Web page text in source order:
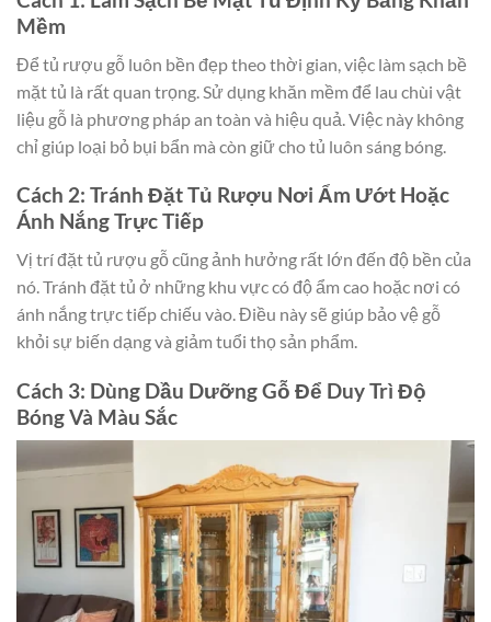
Mềm
Để tủ rượu gỗ luôn bền đẹp theo thời gian, việc làm sạch bề
mặt tủ là rất quan trọng. Sử dụng khăn mềm để lau chùi vật
liệu gỗ là phương pháp an toàn và hiệu quả. Việc này không
chỉ giúp loại bỏ bụi bẩn mà còn giữ cho tủ luôn sáng bóng.
Cách 2: Tránh Đặt Tủ Rượu Nơi Ẩm Ướt Hoặc
Ánh Nắng Trực Tiếp
Vị trí đặt tủ rượu gỗ cũng ảnh hưởng rất lớn đến độ bền của
nó. Tránh đặt tủ ở những khu vực có độ ẩm cao hoặc nơi có
ánh nắng trực tiếp chiếu vào. Điều này sẽ giúp bảo vệ gỗ
khỏi sự biến dạng và giảm tuổi thọ sản phẩm.
Cách 3: Dùng Dầu Dưỡng Gỗ Để Duy Trì Độ
Bóng Và Màu Sắc